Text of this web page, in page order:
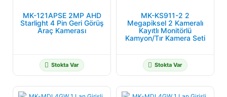
MK-121APSE 2MP AHD
Starlight 4 Pin Geri Görüş
Araç Kamerası
Stokta Var
MK-KS911-2 2
Megapiksel 2 Kameralı
Kayıtlı Monitörlü
Kamyon/Tır Kamera Seti
Stokta Var